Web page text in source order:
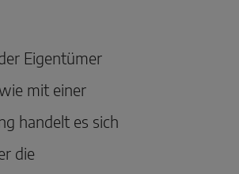
Eigentümer
mit einer
handelt es sich
die